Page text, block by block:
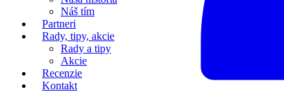
Náš tím
Partneri
Rady, tipy, akcie
Rady a tipy
Akcie
Recenzie
Kontakt